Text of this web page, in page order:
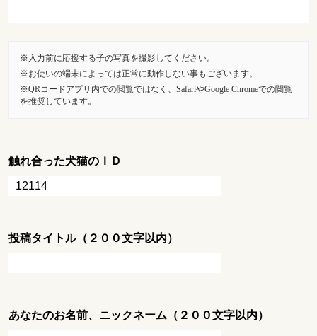
入力前に応援する子の写真を撮影してください。
お使いの端末によっては正常に動作しない事もございます。
QRコードアプリ内での閲覧ではなく、SafariやGoogle Chromeでの閲覧
を推奨しています。
触れ合った犬猫のＩＤ
投稿タイトル（２００文字以内）
あなたのお名前、ニックネーム（２００文字以内）